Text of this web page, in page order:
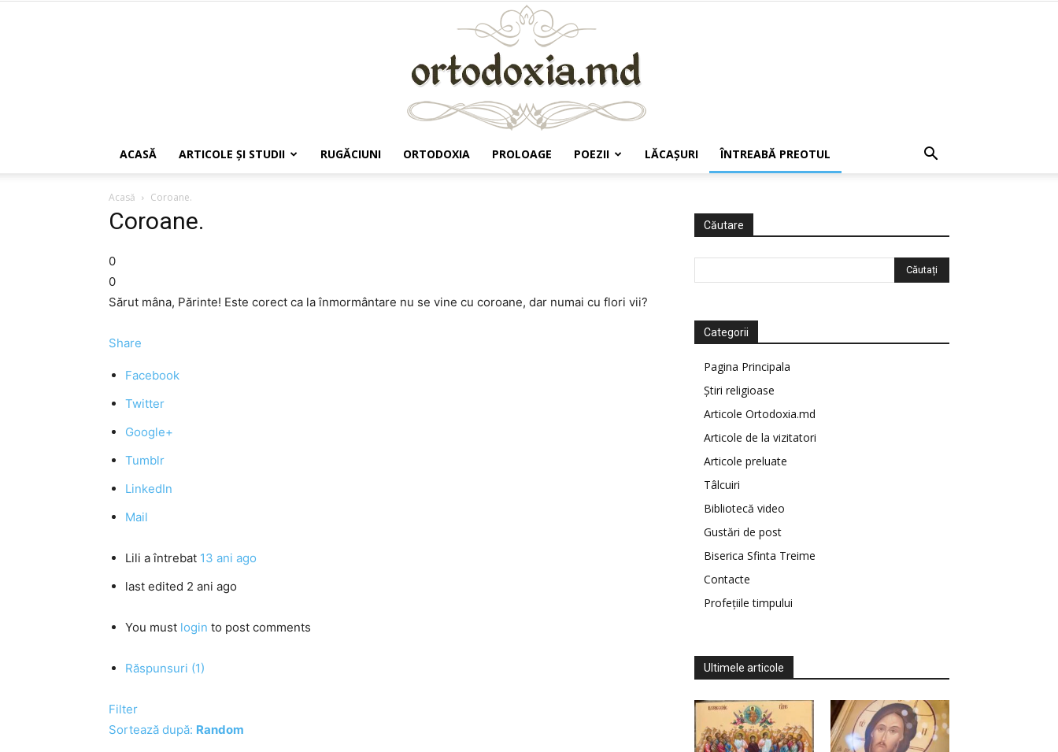
ACASĂ ARTICOLE ŞI STUDII RUGĂCIUNI ORTODOXIA PROLOAGE POEZII LĂCAŞURI ÎNTREABĂ PREOTUL
Acasă Coroane.
Coroane.
0
0
Sărut mâna, Părinte! Este corect ca la înmormântare nu se vine cu coroane, dar numai cu flori vii?
Share
Facebook
Twitter
Google+
Tumblr
LinkedIn
Mail
Lili a întrebat 13 ani ago
last edited 2 ani ago
You must login to post comments
Răspunsuri (1)
Filter
Sortează după: Random
Căutare
Categorii
Pagina Principala
Știri religioase
Articole Ortodoxia.md
Articole de la vizitatori
Articole preluate
Tâlcuiri
Bibliotecă video
Gustări de post
Biserica Sfinta Treime
Contacte
Profețiile timpului
Ultimele articole